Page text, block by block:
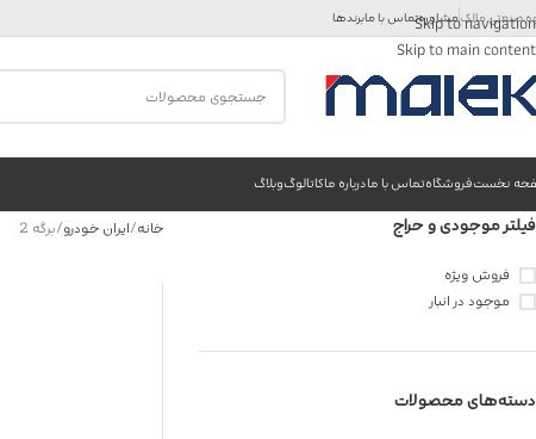
Skip to navigation
Skip to main content
صنعتی مالکمشاورهتماس با مابرندها
نخستفروشگاهتماس با مادرباره ماکاتالوگوبلاگ
فیلتر موجودی و حراج
فروش ویژه
موجود در انبار
دسته‌های محصولات
خانه ایران خودرو برگه 2